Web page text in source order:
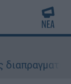
- Οι έξι